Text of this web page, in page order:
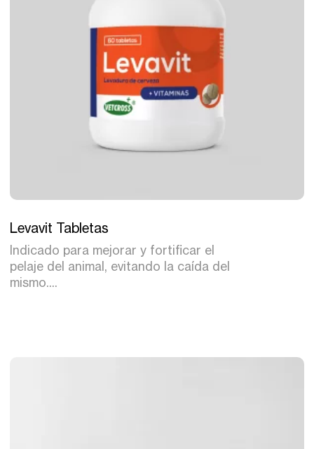
Tratamiento
Levavit Tabletas
Indicado para mejorar y fortificar el
pelaje del animal, evitando la caída del
mismo....